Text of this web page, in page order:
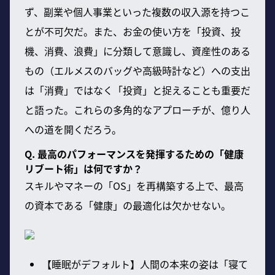
ず、副業や個人事業といった複数の収入源を持つこ
とが不可欠だ。また、お金の使い方を「投資、投
機、消費、浪費」に分類して意識し、資産性のある
もの（エルメスのバッグや高級時計など）への支出
は「消費」ではなく「投資」と捉えることも重要だ
と語った。これらの多角的なアプローチが、億り人
への道を開くだろう。
Q. 最高のパフォーマンスを発揮するための「健康
リブート術」は何ですか？
スキルやマネーの「OS」を再構築する上で、最高
の資本である「健康」の最適化は欠かせない。
【睡眠がデフォルト】人間の本来の姿は「寝て